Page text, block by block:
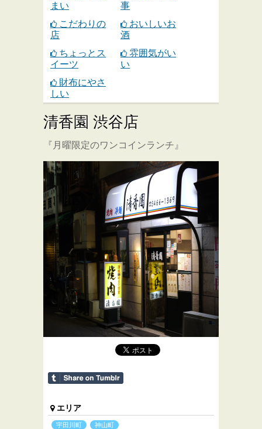
まい
事
こだわりの
店
おいしいお
酒
ちょっとス
イーツ
雰囲気がい
い
財布にやさ
しい
清香園 渋谷店
『月曜限定のワンコインランチ』
エリア
宇田川町 神山町